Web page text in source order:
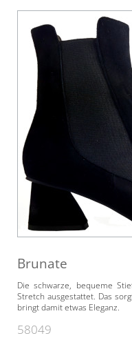
Brunate
Die schwarze, bequeme
Stretch ausgestattet. Das
bringt damit etwas Eleganz.
58049